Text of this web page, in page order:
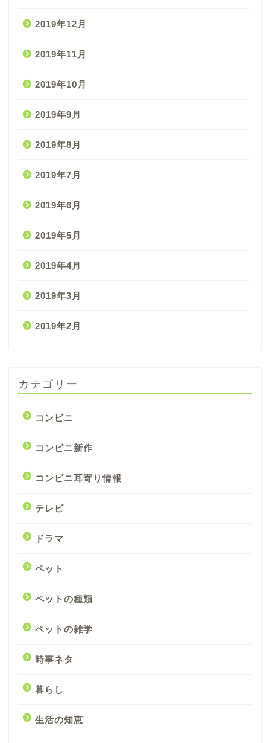
2019年12月
2019年11月
2019年10月
2019年9月
2019年8月
2019年7月
2019年6月
2019年5月
2019年4月
2019年3月
2019年2月
カテゴリー
コンビニ
コンビニ新作
コンビニ耳寄り情報
テレビ
ドラマ
ペット
ペットの種類
ペットの雑学
時事ネタ
暮らし
生活の知恵